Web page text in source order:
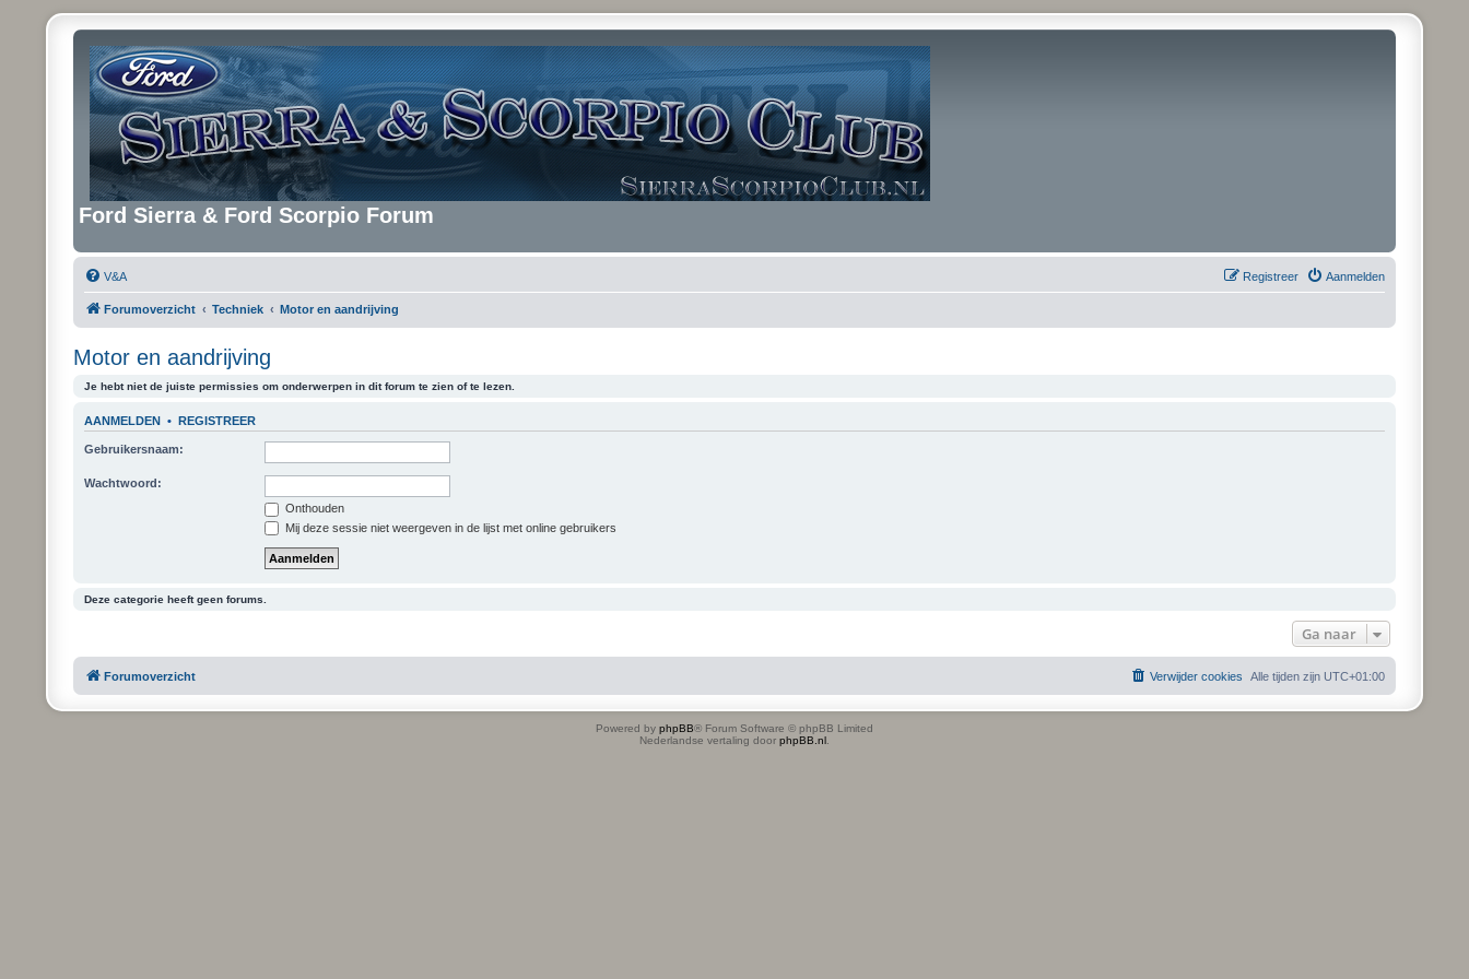
Ford Sierra & Ford Scorpio Forum
V&A Aanmelden
Registreer
Forumoverzicht Techniek Motor en aandrijving
Motor en aandrijving
Je hebt niet de juiste permissies om onderwerpen in dit forum te zien of te lezen.
AANMELDEN •REGISTREER
Gebruikersnaam:
Wachtwoord:
Onthouden
Mij deze sessie niet weergeven in de lijst met online gebruikers
Deze categorie heeft geen forums.
Ga naar
Forumoverzicht Alle tijden zijn UTC+01:00
Verwijder cookies
Powered by phpBB® Forum Software © phpBB Limited
Nederlandse vertaling door phpBB.nl.